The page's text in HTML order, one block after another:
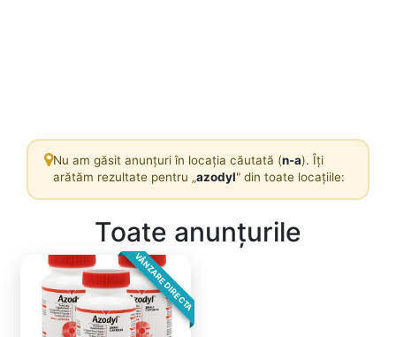
Nu am găsit anunțuri în locația căutată (n-a). Îți
arătăm rezultate pentru „azodyl" din toate locațiile:
Toate anunțurile
VÂNZARE DIRECTA